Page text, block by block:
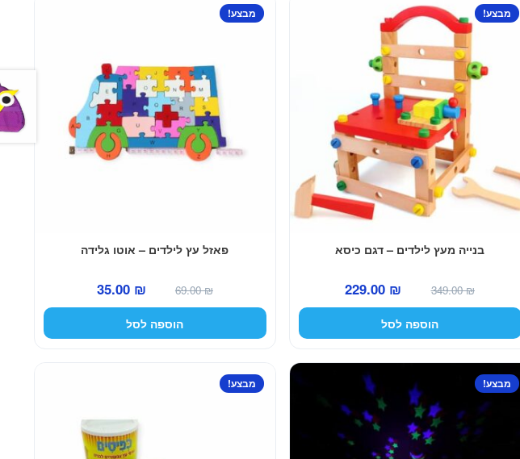
בנייה מעץ לילדים – דגם כיסא
מבצע!
349.00₪
המחיר
המקורי
היה:
229.00 ₪
המחיר
הנוכחי
הוספה לסל
פאזל עץ לילדים – אוטו גלידה
מבצע!
69.00₪
המחיר
המקורי
היה:
35.00 ₪
המחיר
הנוכחי
הוספה לסל
מבצע! מבצע!